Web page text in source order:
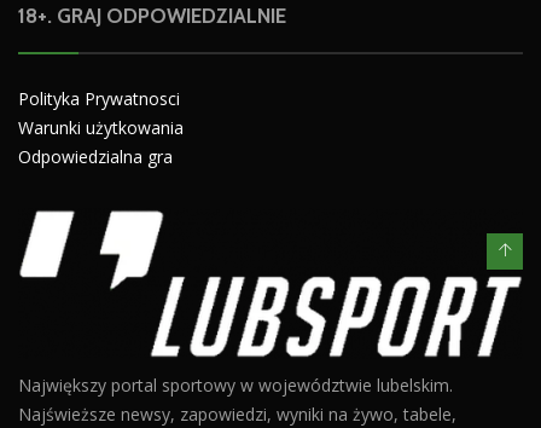
18+. GRAJ ODPOWIEDZIALNIE
Polityka Prywatnosci
Warunki użytkowania
Odpowiedzialna gra
Największy portal sportowy w województwie lubelskim.
Najświeższe newsy, zapowiedzi, wyniki na żywo, tabele,